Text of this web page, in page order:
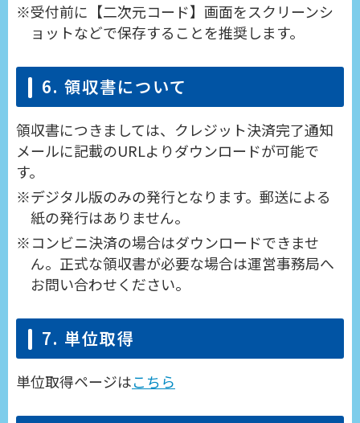
受付前に【二次元コード】画面をスクリーンシ
ョットなどで保存することを推奨します。
6. 領収書について
領収書につきましては、クレジット決済完了通知
メールに記載のURLよりダウンロードが可能で
す。
デジタル版のみの発行となります。郵送による
紙の発行はありません。
コンビニ決済の場合はダウンロードできませ
ん。正式な領収書が必要な場合は運営事務局へ
お問い合わせください。
7. 単位取得
単位取得ページはこちら